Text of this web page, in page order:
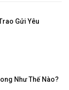
Gửi Yêu
Như Thế Nào?